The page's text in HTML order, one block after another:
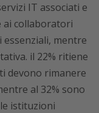
IT associati e
ai collaboratori
essenziali, mentre
il 22% ritiene
devono rimanere
al 32% sono
istituzioni